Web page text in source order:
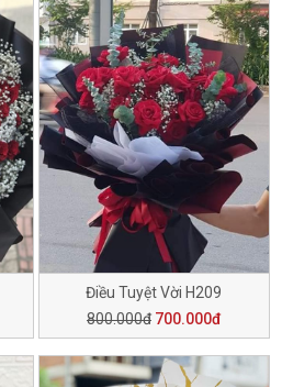
Điều Tuyệt Vời H209
800.000đ 700.000đ